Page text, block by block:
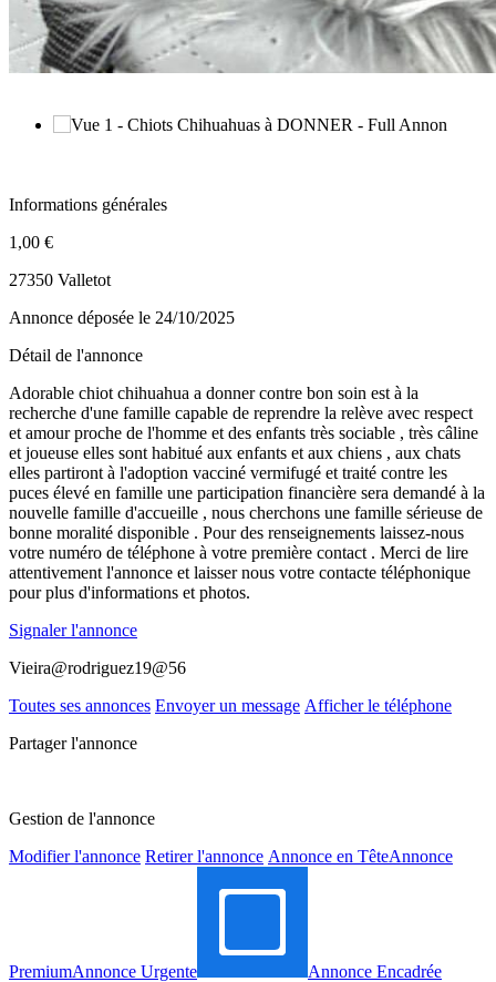
Informations générales
1,00 €
27350 Valletot
Annonce déposée le 24/10/2025
Détail de l'annonce
Adorable chiot chihuahua a donner contre bon soin est à la
recherche d'une famille capable de reprendre la relève avec respect
et amour proche de l'homme et des enfants très sociable , très câline
et joueuse elles sont habitué aux enfants et aux chiens , aux chats
elles partiront à l'adoption vacciné vermifugé et traité contre les
puces élevé en famille une participation financière sera demandé à la
nouvelle famille d'accueille , nous cherchons une famille sérieuse de
bonne moralité disponible . Pour des renseignements laissez-nous
votre numéro de téléphone à votre première contact . Merci de lire
attentivement l'annonce et laisser nous votre contacte téléphonique
pour plus d'informations et photos.
Signaler l'annonce
Vieira@rodriguez19@56
Toutes ses annonces Envoyer un message Afficher le téléphone
Partager l'annonce
Gestion de l'annonce
Modifier l'annonce Retirer l'annonce Annonce en TêteAnnonce
PremiumAnnonce Urgente
Annonce Encadrée